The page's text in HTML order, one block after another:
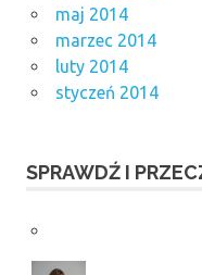
maj 2014
marzec 2014
luty 2014
styczeń 2014
SPRAWDŹ I